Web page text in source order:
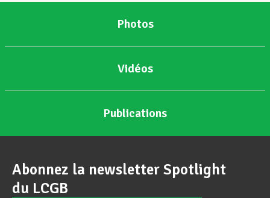
Photos
Vidéos
Publications
Abonnez la newsletter Spotlight
du LCGB